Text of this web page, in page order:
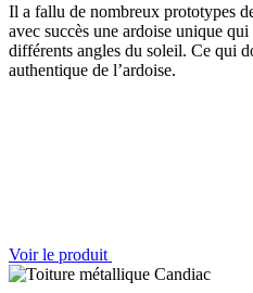
Il a fallu de nombreux prototypes
avec succès une ardoise unique
différents angles du soleil. Ce qui
authentique de l’ardoise.
Voir le produit